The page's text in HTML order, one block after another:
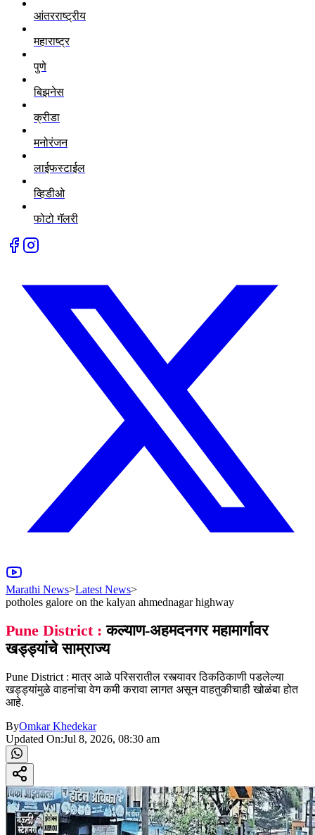
आंतरराष्ट्रीय
महाराष्ट्र
पुणे
बिझनेस
क्रीडा
मनोरंजन
लाईफस्टाईल
व्हिडीओ
फोटो गॅलरी
Marathi News>Latest News>
potholes galore on the kalyan ahmednagar highway
Pune District : कल्याण-अहमदनगर महामार्गावर
खड्ड्यांचे साम्राज्य
Pune District : मात्र आळे परिसरातील रस्त्यावर ठिकठिकाणी पडलेल्या
खड्ड्यांमुळे वाहनांचा वेग कमी करावा लागत असून वाहतुकीचाही खोळंबा होत
आहे.
ByOmkar Khedekar
Updated On:Jul 8, 2026, 08:30 am